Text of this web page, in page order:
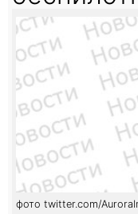
фото twitter.com/